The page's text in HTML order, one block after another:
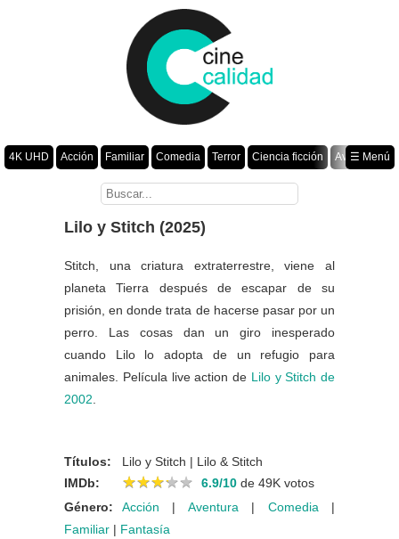
4K UHD Acción Familiar Comedia Terror Ciencia ficción
Aventura
Romance Fantasía Drama Animación Crimen
☰ Menú
Lilo y Stitch (2025)
Stitch, una criatura extraterrestre, viene al
planeta Tierra después de escapar de su
prisión, en donde trata de hacerse pasar por un
perro. Las cosas dan un giro inesperado
cuando Lilo lo adopta de un refugio para
animales. Película live action de Lilo y Stitch de
2002
Títulos:
Lilo y Stitch | Lilo & Stitch
IMDb:
★★★★★
★★★★★ 6.9/10 de 49K votos
Género:
Acción | Aventura | Comedia |
Familiar | Fantasía